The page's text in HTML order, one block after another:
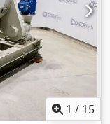
1 / 15